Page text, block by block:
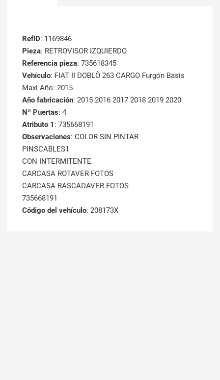
RefID: 1169846
Pieza: RETROVISOR IZQUIERDO
Referencia pieza: 735618345
Vehículo: FIAT II DOBLÒ 263 CARGO Furgón Basis
Maxi Año: 2015
Año fabricación: 2015 2016 2017 2018 2019 2020
Nº Puertas: 4
Atributo 1 : 735668191
Observaciones: COLOR SIN PINTAR
PINSCABLES1
CON INTERMITENTE
CARCASA ROTAVER FOTOS
CARCASA RASCADAVER FOTOS
735668191
Código del vehículo: 208173X